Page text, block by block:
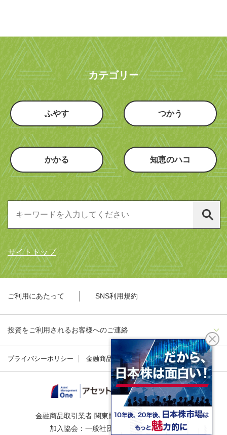
カテゴリー
ふやす つかう
かかる 知恵のハコ
サイトトップ
ご利用にあたって SNS利用規約
投資をご利用されるお客様へのご連絡
プライバシーポリシー 金融商品勧誘方針
金融商品取引業者 関東財務局長（金商）第324号
加入協会：一般社団法人資産運用業協会